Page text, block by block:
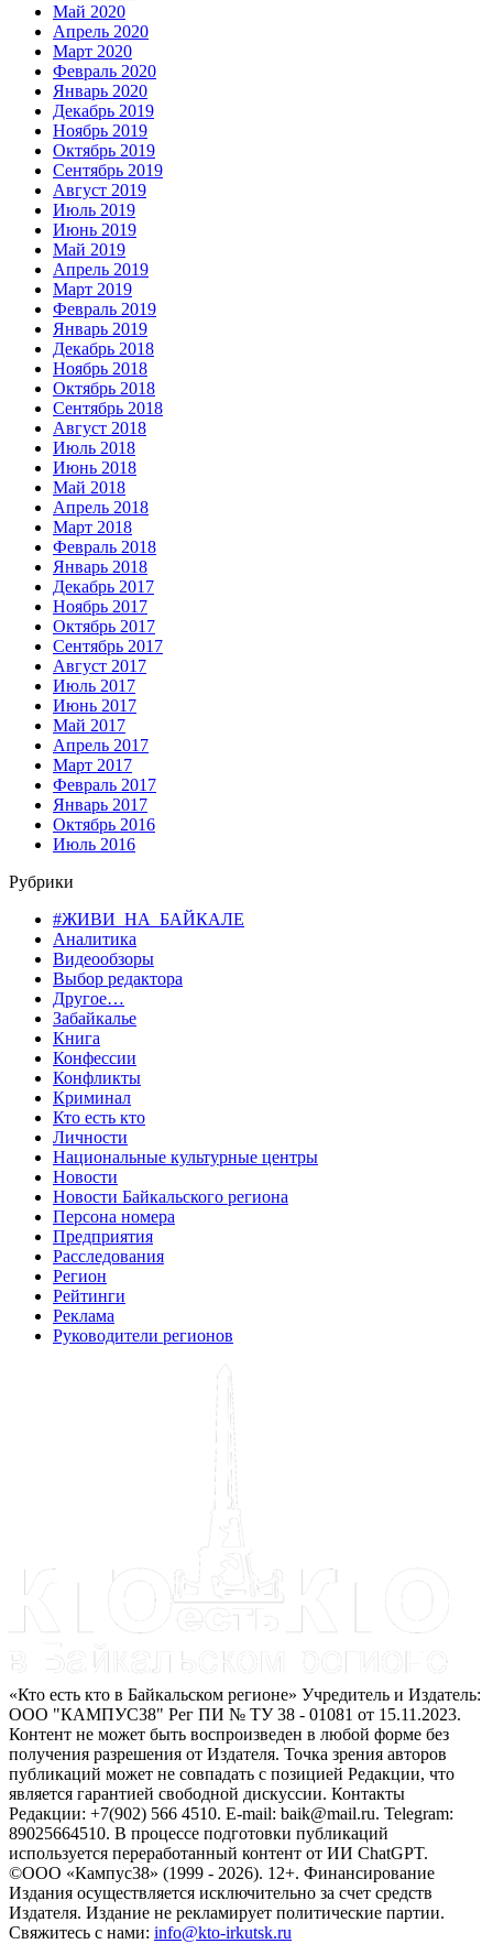
Май 2020
Апрель 2020
Март 2020
Февраль 2020
Январь 2020
Декабрь 2019
Ноябрь 2019
Октябрь 2019
Сентябрь 2019
Август 2019
Июль 2019
Июнь 2019
Май 2019
Апрель 2019
Март 2019
Февраль 2019
Январь 2019
Декабрь 2018
Ноябрь 2018
Октябрь 2018
Сентябрь 2018
Август 2018
Июль 2018
Июнь 2018
Май 2018
Апрель 2018
Март 2018
Февраль 2018
Январь 2018
Декабрь 2017
Ноябрь 2017
Октябрь 2017
Сентябрь 2017
Август 2017
Июль 2017
Июнь 2017
Май 2017
Апрель 2017
Март 2017
Февраль 2017
Январь 2017
Октябрь 2016
Июль 2016
Рубрики
#ЖИВИ_НА_БАЙКАЛЕ
Аналитика
Видеообзоры
Выбор редактора
Другое…
Забайкалье
Книга
Конфессии
Конфликты
Криминал
Кто есть кто
Личности
Национальные культурные центры
Новости
Новости Байкальского региона
Персона номера
Предприятия
Расследования
Регион
Рейтинги
Реклама
Руководители регионов
«Кто есть кто в Байкальском регионе» Учредитель и Издатель:
ООО "КАМПУС38" Рег ПИ № ТУ 38 - 01081 от 15.11.2023.
Контент не может быть воспроизведен в любой форме без
получения разрешения от Издателя. Точка зрения авторов
публикаций может не совпадать с позицией Редакции, что
является гарантией свободной дискуссии. Контакты
Редакции: +7(902) 566 4510. E-mail: baik@mail.ru. Telegram:
89025664510. В процессе подготовки публикаций
используется переработанный контент от ИИ ChatGPT.
©ООО «Кампус38» (1999 - 2026). 12+. Финансирование
Издания осуществляется исключительно за счет средств
Издателя. Издание не рекламирует политические партии.
Свяжитесь с нами: info@kto-irkutsk.ru